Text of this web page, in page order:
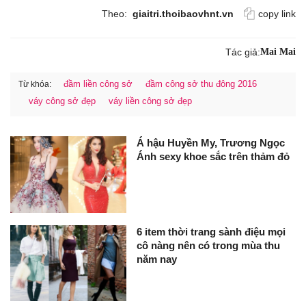
Theo: giaitri.thoibaovhnt.vn copy link
Tác giả:Mai Mai
Từ khóa: đầm liền công sở
đầm công sở thu đông 2016
váy công sở đẹp
váy liền công sở đẹp
Á hậu Huyền My, Trương Ngọc
Ánh sexy khoe sắc trên thảm đỏ
6 item thời trang sành điệu mọi
cô nàng nên có trong mùa thu
năm nay